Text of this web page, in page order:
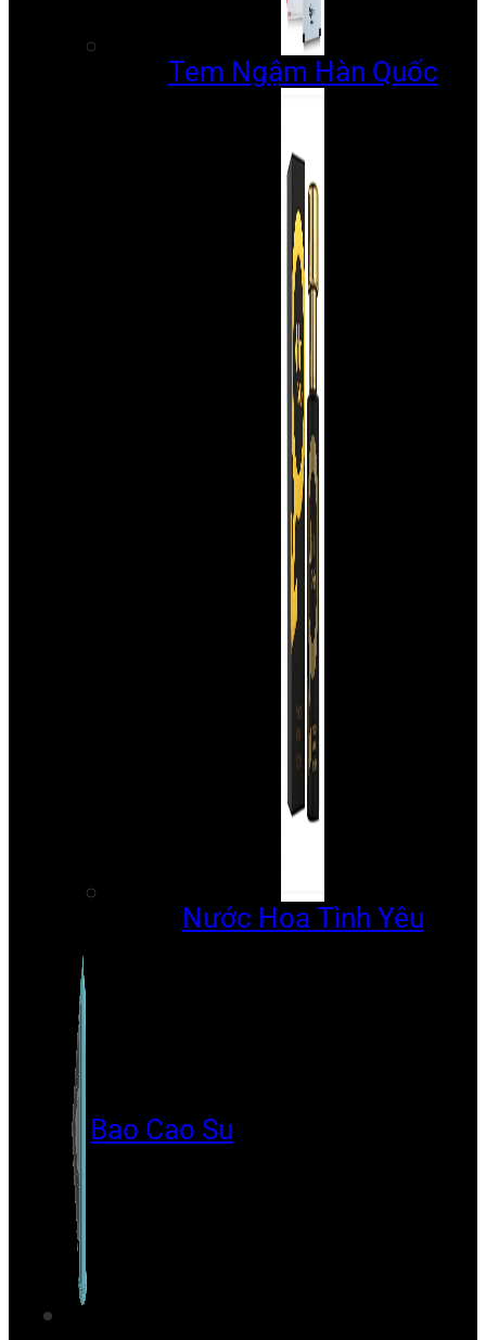
Tem Ngậm Hàn Quốc
Nước Hoa Tình Yêu
Bao Cao Su